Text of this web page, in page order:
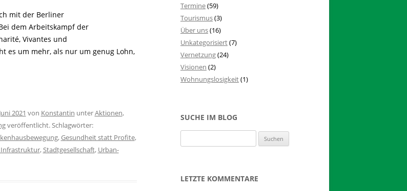
mit der Berliner
dem Arbeitskampf der
Vivantes und
es um mehr, als nur um genug Lohn,
2021 von Konstantin unterAktionen,
veröffentlicht. Schlagwörter:
,Gesundheit statt Profite,
Infrastruktur,Stadtgesellschaft, Urban-
Termine(59)
Tourismus(3)
Über uns(16)
Unkategorisiert(7)
Vernetzung(24)
Visionen (2)
Wohnungslosigkeit(1)
SUCHE IM BLOG
u
LETZTE KOMMENTARE